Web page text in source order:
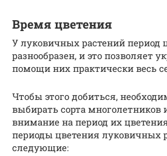
Время цветения
У луковичных растений период
разнообразен, и это позволяет
помощи них практически весь
Чтобы этого добиться,
выбирать сорта многолетников
внимание на период их
периоды цветения луковичных
следующие: